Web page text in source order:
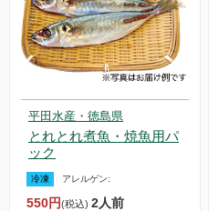
平田水産・徳島県
とれとれ煮魚・焼魚用パ
ック
冷凍 アレルゲン:
550円(税込) 2人前